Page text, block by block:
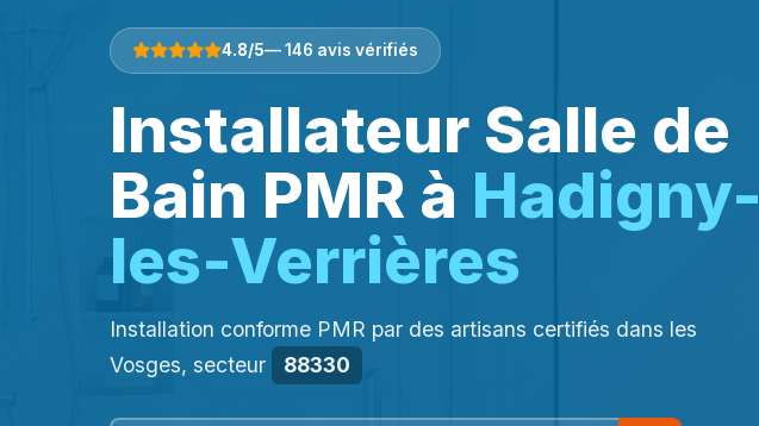
4.8/5— 146 avis vérifiés
Installateur Salle de
Bain PMR à Hadigny-
les-Verrières
Installation conforme PMR par des artisans certifiés dans les
Vosges, secteur
88330